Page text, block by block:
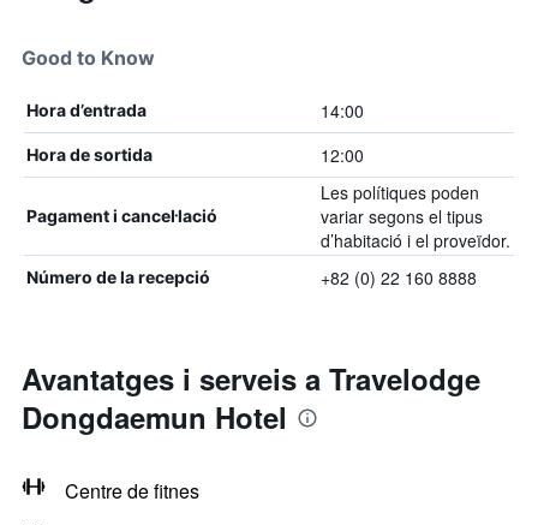
Good to Know
Hora d’entrada 14:00
Hora de sortida 12:00
Pagament i cancel·lació
Les polítiques poden
variar segons el tipus
d’habitació i el proveïdor.
Número de la recepció +82 (0) 22 160 8888
Avantatges i serveis a Travelodge
Dongdaemun Hotel
Centre de fitnes